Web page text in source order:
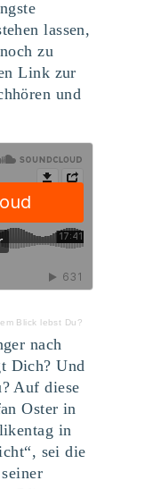
lassen,
zu
Link zur
und
Blick lebst Du?
nach
Dich? Und
Auf diese
Oster in
in
sei die